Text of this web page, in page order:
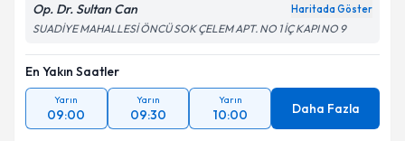
Op. Dr. Sultan Can Haritada Göster
SUADİYE MAHALLESİ ÖNCÜ SOK ÇELEM APT. NO 1 İÇ KAPI NO 9
En Yakın Saatler
Yarın
09:00
Yarın
09:30
Yarın
10:00 Daha Fazla